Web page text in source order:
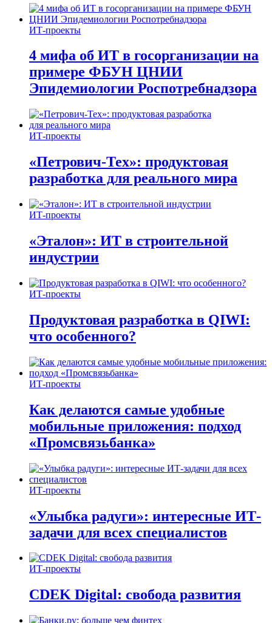
ИТ-проекты
4 мифа об ИТ в госорганизации на
примере ФБУН ЦНИИ
Эпидемиологии Роспотребнадзора
ИТ-проекты
«Петрович-Тех»: продуктовая
разработка для реального мира
ИТ-проекты
«Эталон»: ИТ в строительной
индустрии
ИТ-проекты
Продуктовая разработка в QIWI:
что особенного?
ИТ-проекты
Как делаются самые удобные
мобильные приложения: подход
«Промсвязьбанка»
ИТ-проекты
«Улыбка радуги»: интересные ИТ-
задачи для всех специалистов
ИТ-проекты
CDEK Digital: свобода развития